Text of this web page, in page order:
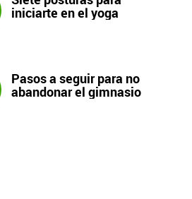
iniciarte en el yoga
Pasos a seguir para no
abandonar el gimnasio